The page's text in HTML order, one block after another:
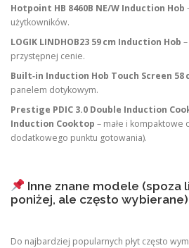
Hotpoint HB 8460B NE/W Induction Hob
użytkowników.
LOGIK LINDHOB23 59 cm Induction Hob
przystępnej cenie.
Built‑in Induction Hob Touch Screen 58
panelem dotykowym.
Prestige PDIC 3.0 Double Induction
Induction Cooktop – małe i kompaktowe
dodatkowego punktu gotowania).
Inne znane modele
poniżej, ale często wybierane)
Do najbardziej popularnych płyt często